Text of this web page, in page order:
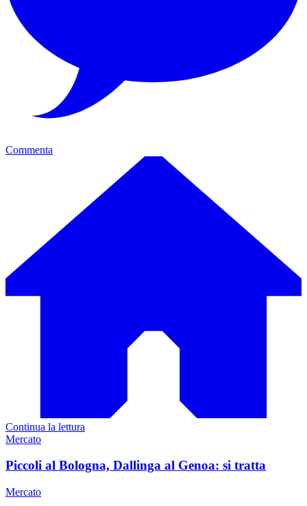
Commenta
Continua la lettura
Mercato
Piccoli al Bologna, Dallinga al Genoa: si tratta
Mercato